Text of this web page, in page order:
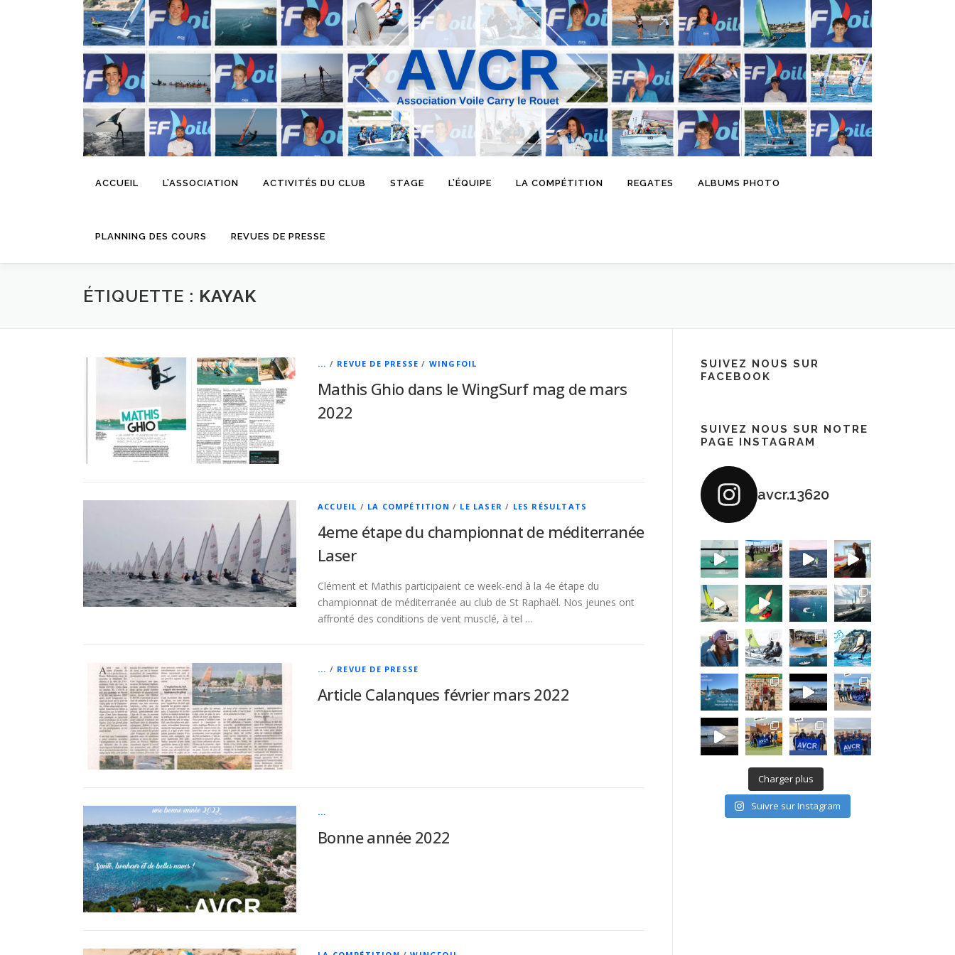
ACCUEIL L’ASSOCIATION ACTIVITÉS DU CLUB STAGE L’ÉQUIPE LA COMPÉTITION REGATES ALBUMS PHOTO
PLANNING DES COURS REVUES DE PRESSE
ÉTIQUETTE : KAYAK
... / REVUE DE PRESSE / WINGFOIL
Mathis Ghio dans le WingSurf mag de mars
2022
ACCUEIL / LA COMPÉTITION / LE LASER / LES RÉSULTATS
4eme étape du championnat de méditerranée
Laser
Clément et Mathis participaient ce week-end à la 4e étape du
championnat de méditerranée au club de St Raphaël. Nos jeunes ont
affronté des conditions de vent musclé, à tel …
... / REVUE DE PRESSE
Article Calanques février mars 2022
...
Bonne année 2022
SUIVEZ NOUS SUR
FACEBOOK
SUIVEZ NOUS SUR NOTRE
PAGE INSTAGRAM
avcr.13620
Charger plus
Suivre sur Instagram